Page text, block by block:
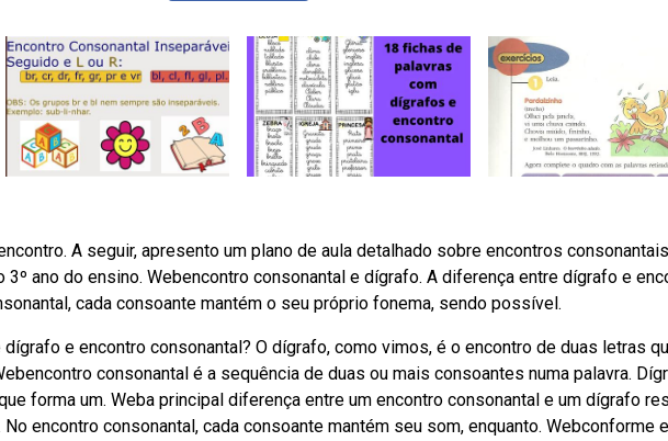
A seguir, apresento um plano de aula detalhado sobre encontros
ano do ensino. Webencontro consonantal e dígrafo. A diferença entre dígrafo e
cada consoante mantém o seu próprio fonema, sendo possível.
e encontro consonantal? O dígrafo, como vimos, é o encontro de duas letras
consonantal é a sequência de duas ou mais consoantes numa palavra.
forma um. Weba principal diferença entre um encontro consonantal e um dígrafo
encontro consonantal, cada consoante mantém seu som, enquanto. Webconforme